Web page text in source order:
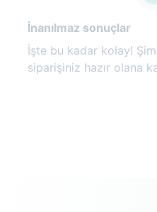
İnanılmaz sonuçlar
İşte bu kadar kolay!
siparişiniz hazır olana